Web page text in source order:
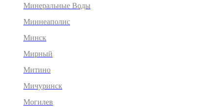
Минеральные Воды
Миннеаполис
Минск
Мирный
Митино
Мичуринск
Могилев